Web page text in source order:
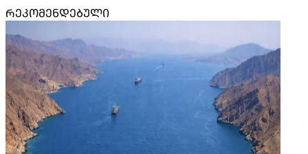
ᲠᲔᲙᲝᲛᲔᲜᲓᲔᲑᲣᲚᲘ